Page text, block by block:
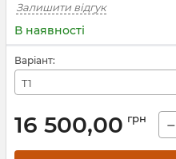
Залишити відгук
В наявності
Варіант:
T1
16 500,00 грн −